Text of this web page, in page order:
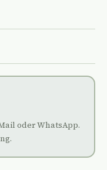
oder WhatsApp.